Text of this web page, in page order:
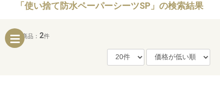
「使い捨て防水ペーパーシーツSP」の検索結果
対象商品： 2件